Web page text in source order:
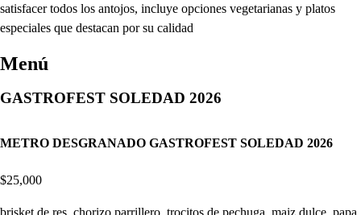
satisfacer todos los antojos, incluye opciones vegetarianas y platos
especiales que destacan por su calidad
Menú
GASTROFEST SOLEDAD 2026
METRO DESGRANADO GASTROFEST SOLEDAD 2026
$25,000
brisket de res, chorizo parrillero, trocitos de pechuga, maiz dulce, papa